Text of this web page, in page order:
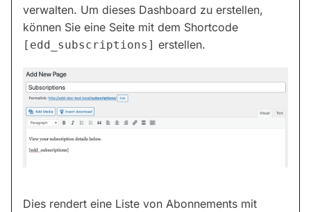
verwalten. Um dieses Dashboard zu erstellen,
können Sie eine Seite mit dem Shortcode
[edd_subscriptions] erstellen.
Dies rendert eine Liste von Abonnements mit